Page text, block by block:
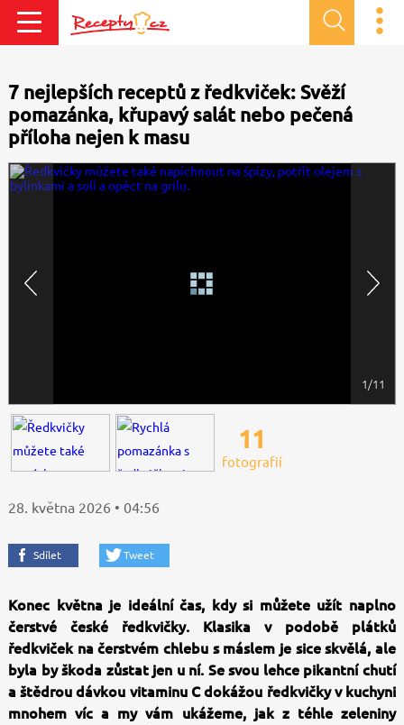
7 nejlepších receptů z ředkviček: Svěží
pomazánka, křupavý salát nebo pečená
příloha nejen k masu
1/11
11
fotografií
28. května 2026 • 04:56
Sdílet Tweet
Konec května je ideální čas, kdy si můžete užít naplno
čerstvé české ředkvičky. Klasika v podobě plátků
ředkviček na čerstvém chlebu s máslem je sice skvělá, ale
byla by škoda zůstat jen u ní. Se svou lehce pikantní chutí
a štědrou dávkou vitaminu C dokážou ředkvičky v kuchyni
mnohem víc a my vám ukážeme, jak z téhle zeleniny